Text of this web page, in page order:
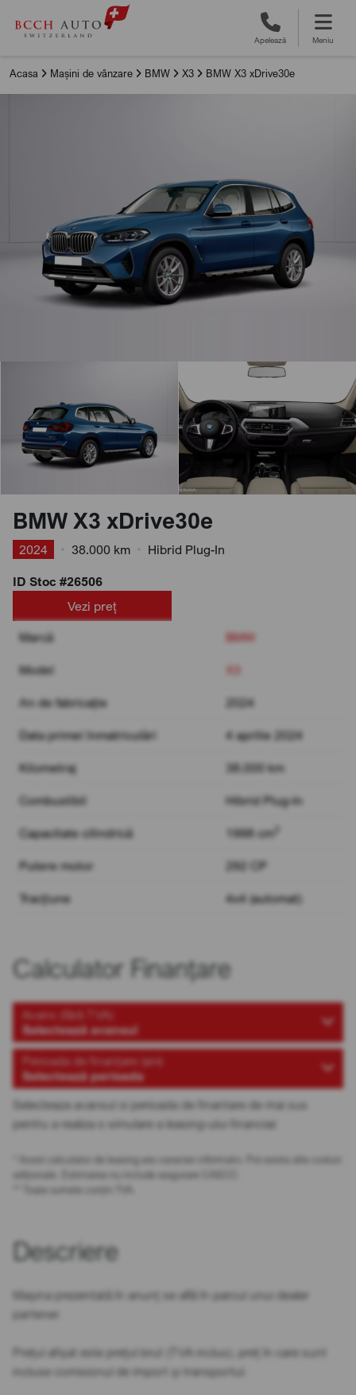
Apelează Meniu
Acasa Mașini de vânzare BMW X3 BMW X3 xDrive30e
BMW X3 xDrive30e
2024 38.000 km
Hibrid Plug-In
ID Stoc #26506
Vezi preț
Marcă
BMW
Model X3
An de fabricație 2024
Data primei înmatriculări 4 aprilie 2024
Kilometraj 38.000 km
Combustibil Hibrid Plug-In
Capacitate cilindrică 1998 cm
Putere motor 292 CP
Tracțiune 4x4 (automat)
Calculator Finanțare
Avans (fără TVA)
Selectează avansul
Perioada de finanțare (ani)
Selectează perioada
Selecteaza avansul si perioada de finantare de mai sus
pentru a realiza o simulare a leasing-ului financiar.
* Acest calculator de leasing are caracter informativ. Pot exista alte costuri
adiționale. Estimarea nu include asigurare CASCO.
** Toate sumele conțin TVA.
Descriere
Mașina prezentată în anunț se află în parcul unui dealer
partener.
Prețul afișat este prețul brut (TVA inclus), preț în care sunt
incluse comisionul de import și transportul.